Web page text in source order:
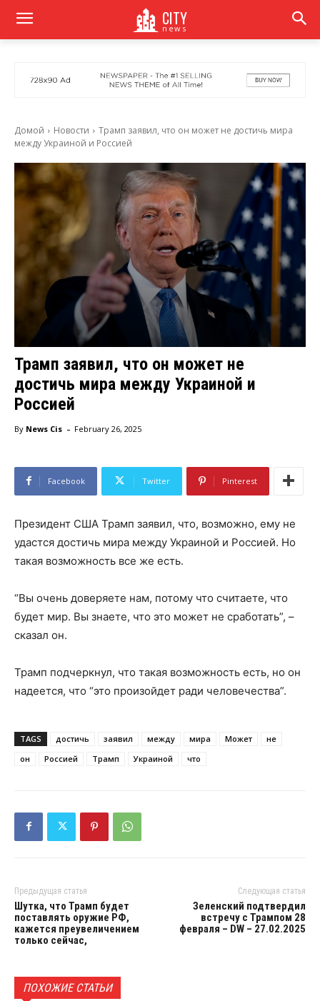
CITY
news
Домой Новости
Трамп заявил, что он может не достичь мира
между Украиной и Россией
Трамп заявил, что он может не
достичь мира между Украиной и
Россией
By News Cis - February 26, 2025
Facebook Twitter Pinterest
Президент США Трамп заявил, что, возможно, ему не
удастся достичь мира между Украиной и Россией. Но
такая возможность все же есть.
“Вы очень доверяете нам, потому что считаете, что
будет мир. Вы знаете, что это может не сработать”, –
сказал он.
Трамп подчеркнул, что такая возможность есть, но он
надеется, что “это произойдет ради человечества”.
TAGS достичь заявил между мира Может
не
он
Россией Трамп Украиной что
Предыдущая статья
Шутка, что Трамп будет
поставлять оружие РФ,
кажется преувеличением
только сейчас,
Следующая статья
Зеленский подтвердил
встречу с Трампом 28
февраля – DW – 27.02.2025
ПОХОЖИЕ СТАТЬИ